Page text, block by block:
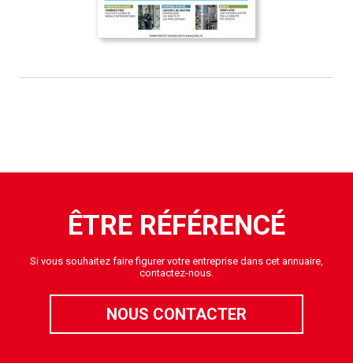
ÊTRE RÉFÉRENCÉ
Si vous souhaitez faire figurer votre entreprise dans cet annuaire,
contactez-nous.
NOUS CONTACTER